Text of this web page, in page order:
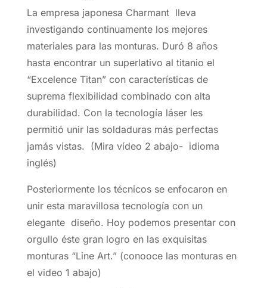
La empresa japonesa Charmant lleva
investigando continuamente los mejores
materiales para las monturas. Duró 8 años
hasta encontrar un superlativo al titanio el
“Excelence Titan” con características de
suprema flexibilidad combinado con alta
durabilidad. Con la tecnología láser les
permitió unir las soldaduras más perfectas
jamás vistas. (Mira vídeo 2 abajo- idioma
inglés)
Posteriormente los técnicos se enfocaron en
unir esta maravillosa tecnología con un
elegante diseño. Hoy podemos presentar con
orgullo éste gran logro en las exquisitas
monturas “Line Art.” (conooce las monturas en
el video 1 abajo)